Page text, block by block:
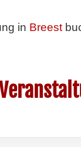
in Breest